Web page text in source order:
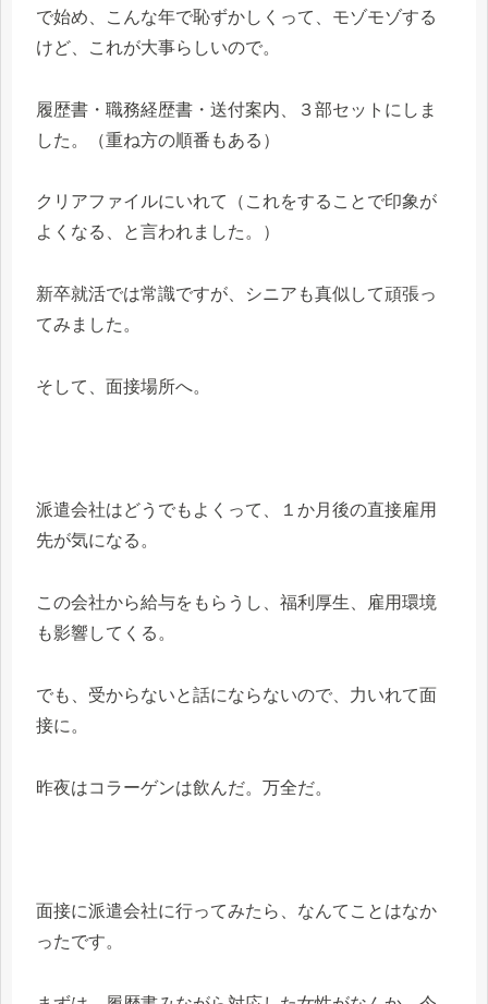
で始め、こんな年で恥ずかしくって、モゾモゾする
けど、これが大事らしいので。
履歴書・職務経歴書・送付案内、３部セットにしま
した。（重ね方の順番もある）
クリアファイルにいれて（これをすることで印象が
よくなる、と言われました。）
新卒就活では常識ですが、シニアも真似して頑張っ
てみました。
そして、面接場所へ。
派遣会社はどうでもよくって、１か月後の直接雇用
先が気になる。
この会社から給与をもらうし、福利厚生、雇用環境
も影響してくる。
でも、受からないと話にならないので、力いれて面
接に。
昨夜はコラーゲンは飲んだ。万全だ。
面接に派遣会社に行ってみたら、なんてことはなか
ったです。